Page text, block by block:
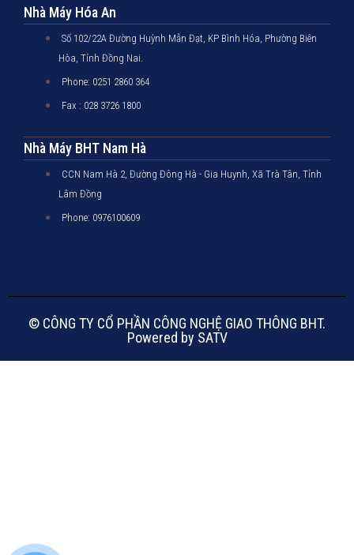
Nhà Máy Hóa An
Số 102/22A Đường Huỳnh Mẫn Đạt, KP Bình Hóa, Phường Biên
Hòa, Tỉnh Đồng Nai.
Phone: 0251 2860 364
Fax : 028 3726 1800
Nhà Máy BHT Nam Hà
CCN Nam Hà 2, Đường Đông Hà - Gia Huynh, Xã Trà Tân, Tỉnh
Lâm Đồng
Phone: 0976100609
© CÔNG TY CỔ PHẦN CÔNG NGHỆ GIAO THÔNG BHT.
Powered by SATV